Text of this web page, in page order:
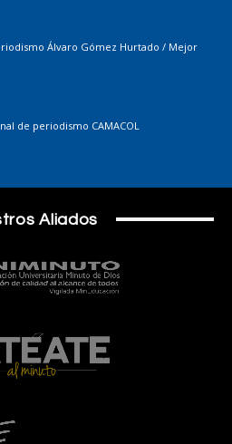
Álvaro Gómez Hurtado / Mejor
de periodismo CAMACOL
Aliados